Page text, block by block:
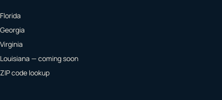
Florida
Georgia
Virginia
Louisiana — coming soon
ZIP code lookup